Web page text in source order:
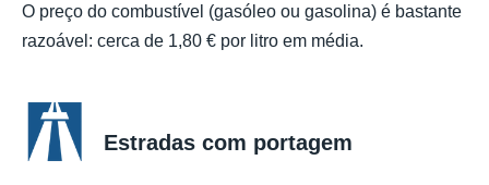
O preço do combustível (gasóleo ou gasolina) é bastante
razoável: cerca de 1,80 € por litro em média.
Estradas com portagem